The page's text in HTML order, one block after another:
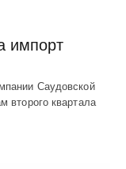
импорт
Саудовской
второго квартала